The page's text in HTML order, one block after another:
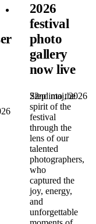
2026
festival
photo
gallery
now live
22nd maj, 2026
Step into the
spirit of the
festival
through the
lens of our
talented
photographers,
who
captured the
joy, energy,
and
unforgettable